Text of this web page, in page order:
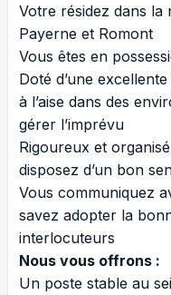
Votre résidez dans la
Payerne et Romont
Vous êtes en
Doté d’une
à l’aise dans des
gérer l’imprévu
Rigoureux et
disposez d’un bon
Vous communiquez
savez adopter la
interlocuteurs
Nous vous offrons :
Un poste stable au